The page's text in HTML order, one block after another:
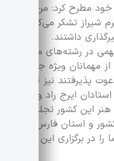
مطرح کرد: من از
تشکر می‌کنم که
داشتند.
در رشته‌های مختلف
ویژه جشنواره
پذیرفتند نیز تشکر
ایرج راد و هادی
این کشور تجلیل
و استان فارس و
در برگزاری این